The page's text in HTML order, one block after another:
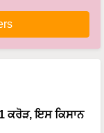
ਕਰੋੜ, ਇਸ ਕਿਸਾਨ